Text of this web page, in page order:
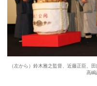
（左から）鈴木雅之監督、近藤正臣、
高嶋